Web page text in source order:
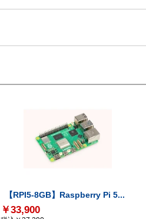
【RPI5-8GB】Raspberry Pi 5...
￥33,900